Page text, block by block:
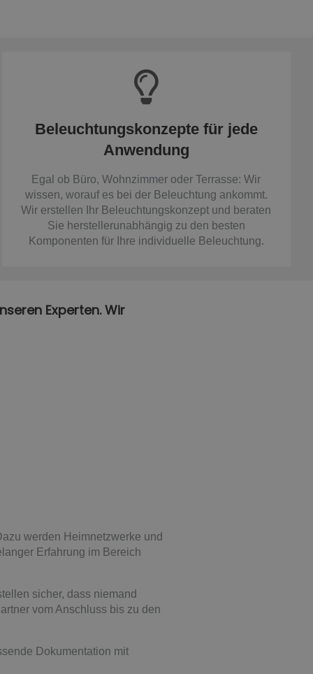
Beleuchtungskonzepte für jede
Anwendung
Egal ob Büro, Wohnzimmer oder Terrasse: Wir
wissen, worauf es bei der Beleuchtung ankommt.
Wir erstellen Ihr Beleuchtungskonzept und beraten
Sie herstellerunabhängig zu den besten
Komponenten für Ihre individuelle Beleuchtung.
Experten. Wir
werden Heimnetzwerke und
Erfahrung im Bereich
sicher, dass niemand
vom Anschluss bis zu den
Dokumentation mit